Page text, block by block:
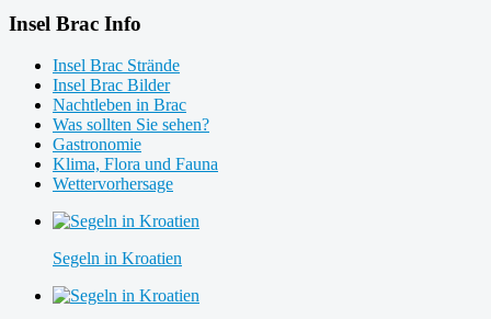
Insel Brac Info
Insel Brac Strände
Insel Brac Bilder
Nachtleben in Brac
Was sollten Sie sehen?
Gastronomie
Klima, Flora und Fauna
Wettervorhersage
Segeln in Kroatien